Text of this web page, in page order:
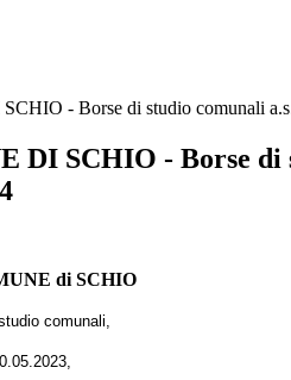
- Borse di studio comunali
DI SCHIO - Borse di
di SCHIO
comunali,
,